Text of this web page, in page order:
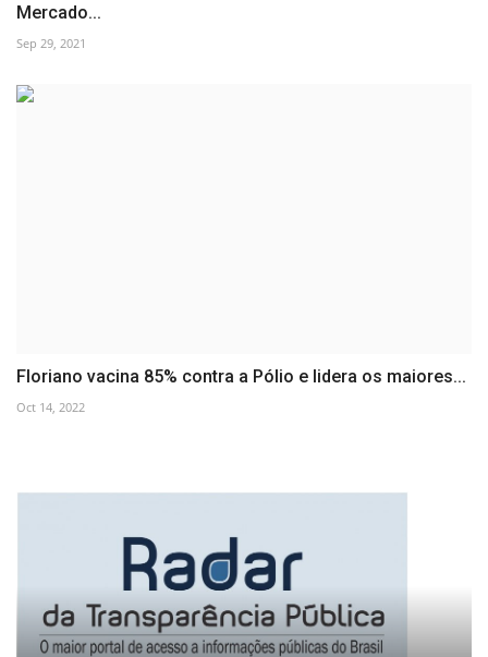
Mercado...
Sep 29, 2021
Floriano vacina 85% contra a Pólio e lidera os maiores...
Oct 14, 2022